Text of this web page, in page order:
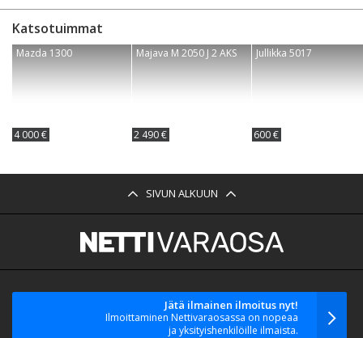
Katsotuimmat
Mazda 1300
4 000 €
Majava M 2050 J 2 AKS
2 490 €
Jullikka 5017
600 €
SIVUN ALKUUN
Jätä ilmainen ilmoitus nyt!
Ilmoittaminen Nettivaraosassa on nopeaa
ja yksityishenkilöille ilmaista.